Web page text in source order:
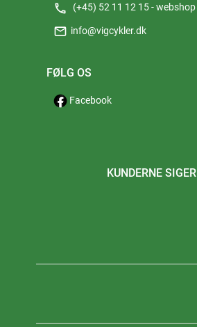
phone (+45) 52 11 12 15 - webshop
mail info@vigcykler.dk
FØLG OS
Facebook
KUNDERNE SIGER